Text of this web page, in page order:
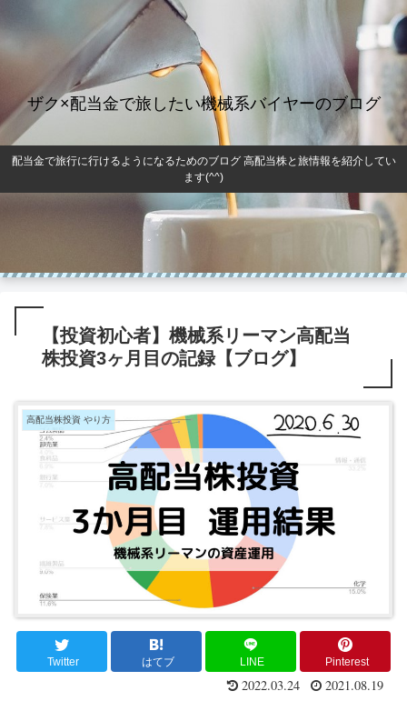
ザク×配当金で旅したい機械系バイヤーのブログ
配当金で旅行に行けるようになるためのブログ 高配当株と旅情報を紹介してい
ます(^^)
【投資初心者】機械系リーマン高配当
株投資3ヶ月目の記録【ブログ】
高配当株投資 やり方
Twitter はてブ LINE Pinterest
2022.03.24 2021.08.19